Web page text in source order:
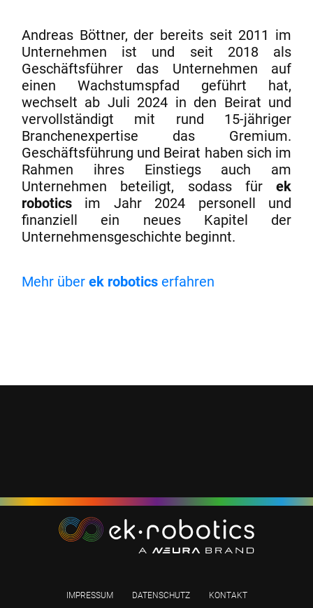
Andreas Böttner, der bereits seit 2011 im
Unternehmen ist und seit 2018 als
Geschäftsführer das Unternehmen auf
einen Wachstumspfad geführt hat,
wechselt ab Juli 2024 in den Beirat und
vervollständigt mit rund 15-jähriger
Branchenexpertise das Gremium.
Geschäftsführung und Beirat haben sich im
Rahmen ihres Einstiegs auch am
Unternehmen beteiligt, sodass für ek
robotics im Jahr 2024 personell und
finanziell ein neues Kapitel der
Unternehmensgeschichte beginnt.
Mehr über ek robotics erfahren
IMPRESSUM DATENSCHUTZ KONTAKT